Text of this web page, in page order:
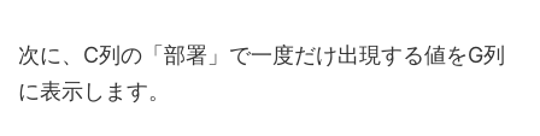
次に、C列の「部署」で一度だけ出現する値をG列
に表示します。